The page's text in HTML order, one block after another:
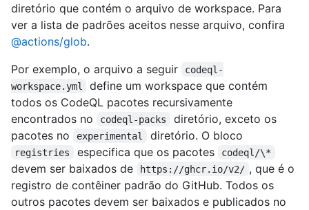
diretório que contém o arquivo de workspace. Para
ver a lista de padrões aceitos nesse arquivo, confira
@actions/glob.
Por exemplo, o arquivo a seguir
codeql-
workspace.yml
define um workspace que contém
todos os CodeQL pacotes recursivamente
encontrados no
codeql-packs
diretório, exceto os
pacotes no
experimental diretório. O bloco
registries especifica que os pacotes codeql/\*
devem ser baixados de https://ghcr.io/v2/ , que é o
registro de contêiner padrão do GitHub. Todos os
outros pacotes devem ser baixados e publicados no